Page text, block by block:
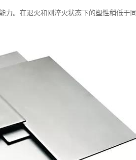
。在退火和刚淬火状态下的塑性稍低于